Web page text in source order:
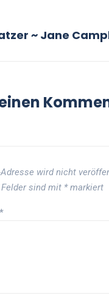
~ Jane
wird nicht
sind mit *markiert
*